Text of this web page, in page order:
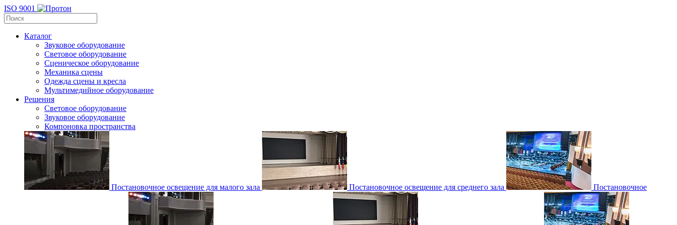
ISO 9001
Каталог
Звуковое оборудование
Световое оборудование
Сценическое оборудование
Механика сцены
Одежда сцены и кресла
Мультимедийное оборудование
Решения
Световое оборудование
Звуковое оборудование
Компоновка пространства
Постановочное освещение для малого зала Постановочное освещение для среднего зала Постановочное